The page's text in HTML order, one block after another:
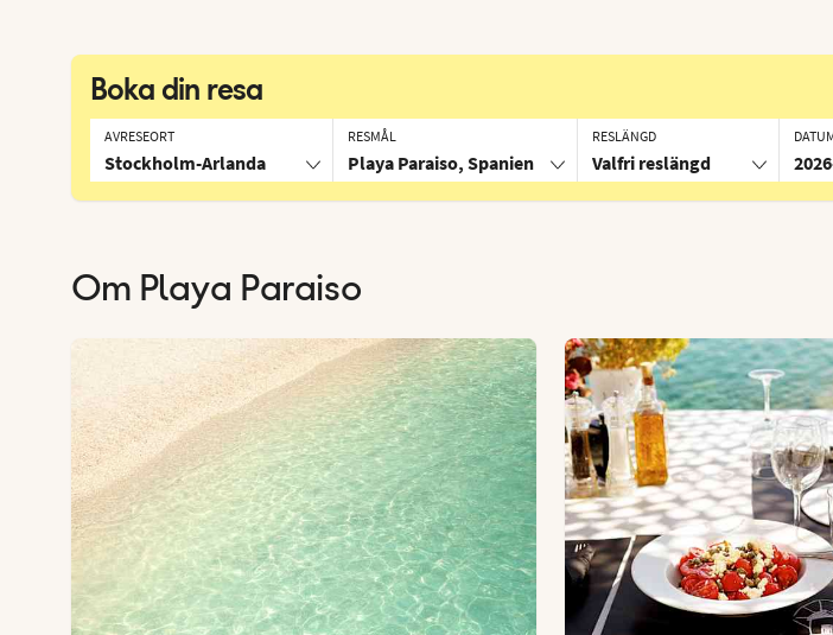
Boka din resa
AVRESEORT
Stockholm-Arlanda
RESMÅL
Playa Paraiso, Spanien
RESLÄNGD
Valfri reslängd
Om Playa Paraiso